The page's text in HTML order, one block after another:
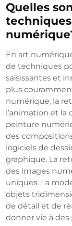
Quelles
En art
de techniques
saisissantes et
plus
numérique, la
l’animation et la
peinture
des
logiciels de
graphique. La
des images
uniques. La
objets
de détail et de
donner vie à des